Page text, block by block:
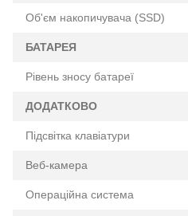
Об'єм накопичувача (SSD)
БАТАРЕЯ
Рівень зносу батареї
ДОДАТКОВО
Підсвітка клавіатури
Веб-камера
Операційна система